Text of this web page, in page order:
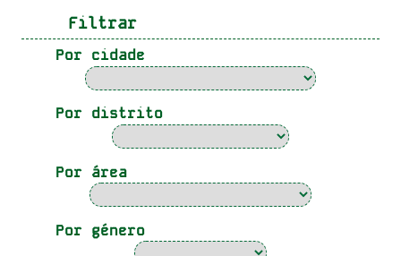
Filtrar
Por cidade
Por distrito
Por área
Por género